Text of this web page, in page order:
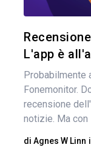
L'app è
Probabilmente
Fonemonitor.
recensione
notizie. Ma con
di Agnes W Linn